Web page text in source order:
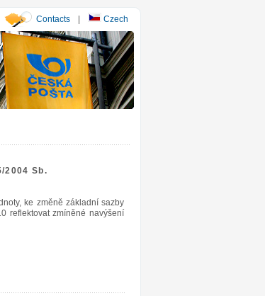
Contacts | Czech
2004 Sb.
ke změně základní sazby
reflektovat zmíněné navýšení